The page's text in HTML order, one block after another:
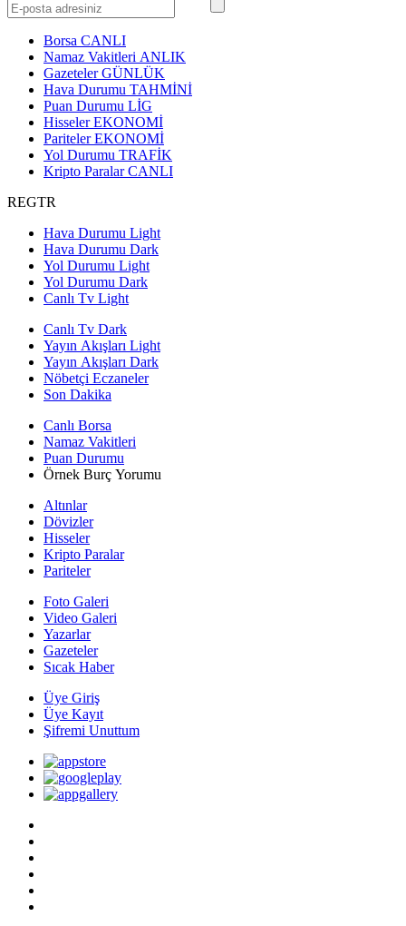
Borsa CANLI
Namaz Vakitleri ANLIK
GazetelerGÜNLÜK
Hava Durumu TAHMİNİ
Puan Durumu LİG
HisselerEKONOMİ
ParitelerEKONOMİ
Yol Durumu TRAFİK
Kripto ParalarCANLI
REGTR
Hava Durumu Light
Hava Durumu Dark
Yol Durumu Light
Yol Durumu Dark
Canlı Tv Light
Canlı Tv Dark
Yayın Akışları Light
Yayın Akışları Dark
Nöbetçi Eczaneler
Son Dakika
Canlı Borsa
Namaz Vakitleri
Puan Durumu
Örnek Burç Yorumu
Altınlar
Dövizler
Hisseler
Kripto Paralar
Pariteler
Foto Galeri
Video Galeri
Yazarlar
Gazeteler
Sıcak Haber
Üye Giriş
Üye Kayıt
Şifremi Unuttum